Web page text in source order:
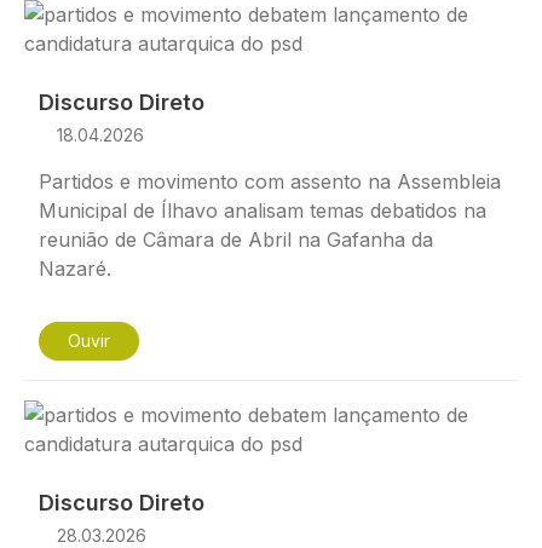
Imagem
Discurso Direto
18.04.2026
Partidos e movimento com assento na Assembleia
Municipal de Ílhavo analisam temas debatidos na
reunião de Câmara de Abril na Gafanha da
Nazaré.
Ouvir
Imagem
Discurso Direto
28.03.2026